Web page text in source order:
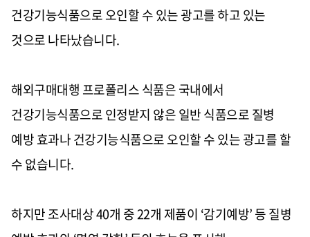
건강기능식품으로 오인할 수 있는 광고를 하고 있는
것으로 나타났습니다.
해외구매대행 프로폴리스 식품은 국내에서
건강기능식품으로 인정받지 않은 일반 식품으로 질병
예방 효과나 건강기능식품으로 오인할 수 있는 광고를 할
수 없습니다.
하지만 조사대상40개 중22개 제품이 ‘감기예방’등 질병